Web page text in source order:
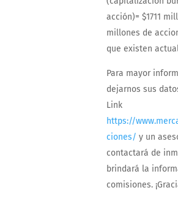
acción)= $1711
millones de
que existen
Para mayor
dejarnos sus
Link
https://
ciones/ y un
contactará de
brindará la
comisiones.